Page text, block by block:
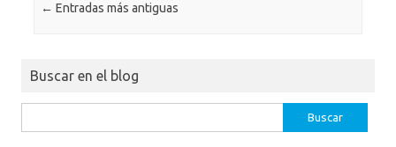
← Entradas más antiguas
Buscar en el blog